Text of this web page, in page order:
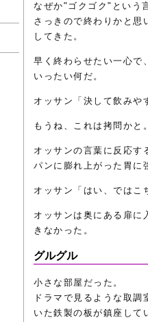
なぜか"ゴクゴク"という
さっきので終わりかと思
してきた。
早く終わらせたい一心で
いったい何だ。
オッサン「決して飲みや
もうね、これは拷問かと。
オッサンの言葉に反応す
パンに膨れ上がった胃に
オッサン「はい、ではこ
オッサンは奥にある扉に
きなかった。
グルグル
小さな部屋だった。
ドラマで見るような取
いた鉄製の板が鎮座して